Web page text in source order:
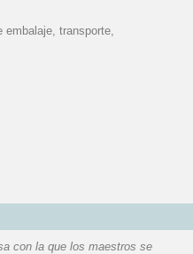
embalaje, transporte,
con la que los maestros se